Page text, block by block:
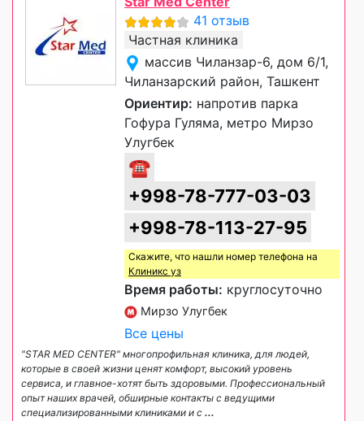
41 отзыв
Частная клиника
массив Чиланзар-6, дом 6/1,
Чиланзарский район, Ташкент
Ориентир: напротив парка
Гофура Гуляма, метро Мирзо
Улугбек
☎
+998-78-777-03-03
+998-78-113-27-95
Скажите, что нашли номер телефона на
Клиникс уз
Время работы: круглосуточно
Мирзо Улугбек
Все цены
"STAR MED CENTER" многопрофильная клиника, для людей,
которые в своей жизни ценят комфорт, высокий уровень
сервиса, и главное-хотят быть здоровыми. Профессиональный
опыт наших врачей, обширные контакты с ведущими
специализированными клиниками и с ...